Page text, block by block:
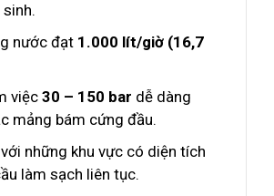
nước đạt 1.000 lít/giờ (16,7
việc 30 – 150 bar dễ dàng
mảng bám cứng đầu.
những khu vực có diện tích
làm sạch liên tục.